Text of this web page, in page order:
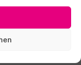
Pauline